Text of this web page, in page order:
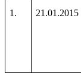
1. 21.01.2015